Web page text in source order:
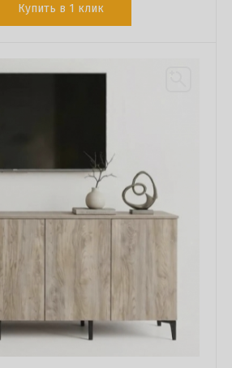
Купить в 1 клик